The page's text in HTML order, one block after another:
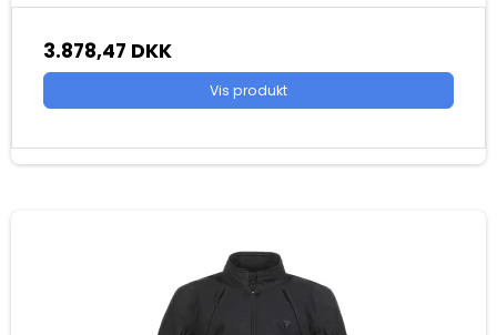
3.878,47 DKK
Vis produkt